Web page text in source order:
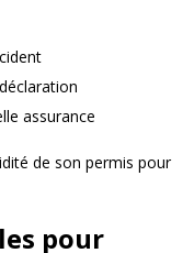
assurance
de son permis pour
pour